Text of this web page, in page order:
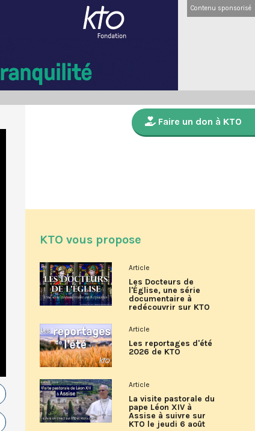
Contenu sponsorisé
Faire un don à KTO
KTO vous propose
Article
Les Docteurs de
l'Église, une série
documentaire à
redécouvrir sur KTO
Article
Les reportages d'été
2026 de KTO
Article
La visite pastorale du
pape Léon XIV à
Assise à suivre sur
KTO le jeudi 6 août